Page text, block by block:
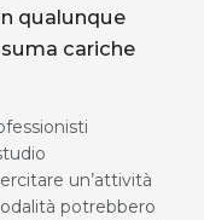
qualunque
cariche
un’attività
potrebbero